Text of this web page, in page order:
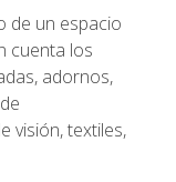
de un espacio
cuenta los
adornos,
visión, textiles,